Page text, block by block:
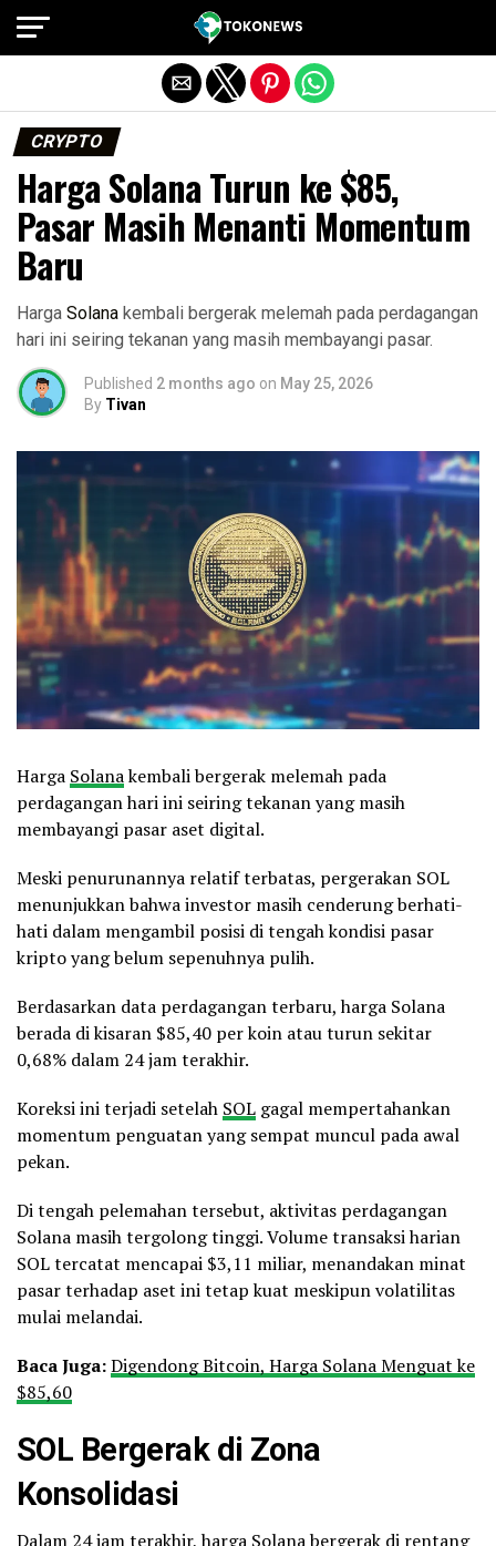
CRYPTO
Harga Solana Turun ke $85,
Pasar Masih Menanti Momentum
Baru
Harga Solana kembali bergerak melemah pada perdagangan
hari ini seiring tekanan yang masih membayangi pasar.
Published 2 months ago on May 25, 2026
By Tivan
Harga Solanakembali bergerak melemah pada
perdagangan hari ini seiring tekanan yang masih
membayangi pasar aset digital.
Meski penurunannya relatif terbatas, pergerakan SOL
menunjukkan bahwa investor masih cenderung berhati-
hati dalam mengambil posisi di tengah kondisi pasar
kripto yang belum sepenuhnya pulih.
Berdasarkan data perdagangan terbaru, harga Solana
berada di kisaran $85,40 per koin atau turun sekitar
0,68% dalam 24 jam terakhir.
Koreksi ini terjadi setelah SOL gagal mempertahankan
momentum penguatan yang sempat muncul pada awal
pekan.
Di tengah pelemahan tersebut, aktivitas perdagangan
Solana masih tergolong tinggi. Volume transaksi harian
SOL tercatat mencapai $3,11 miliar, menandakan minat
pasar terhadap aset ini tetap kuat meskipun volatilitas
mulai melandai.
Baca Juga:Digendong Bitcoin, Harga Solana Menguat ke
$85,60
SOL Bergerak di Zona
Konsolidasi
Dalam 24 jam terakhir, harga Solana bergerak di rentang
Exit mobile version